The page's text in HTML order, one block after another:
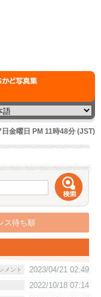
金曜日 PM 11時48分 (JST)
ス待ち順
メント
2023/04/21 02:49
2022/10/18 07:14